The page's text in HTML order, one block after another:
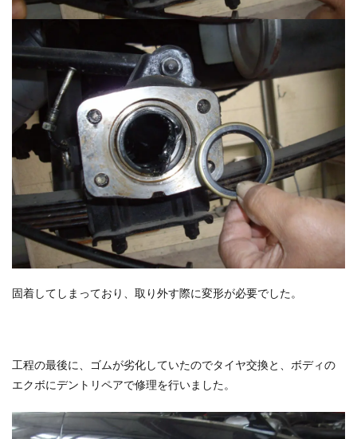
固着してしまっており、取り外す際に変形が必要でした。
工程の最後に、ゴムが劣化していたのでタイヤ交換と、ボディの
エクボにデントリペアで修理を行いました。